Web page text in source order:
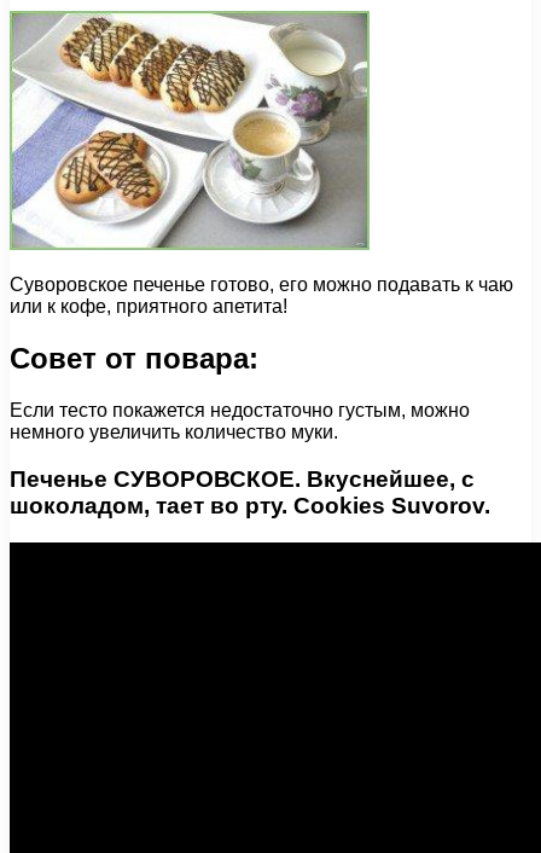
Суворовское печенье готово, его можно подавать к чаю
или к кофе, приятного апетита!
Совет от повара:
Если тесто покажется недостаточно густым, можно
немного увеличить количество муки.
Печенье СУВОРОВСКОЕ. Вкуснейшее, с
шоколадом, тает во рту. Cookies Suvorov.